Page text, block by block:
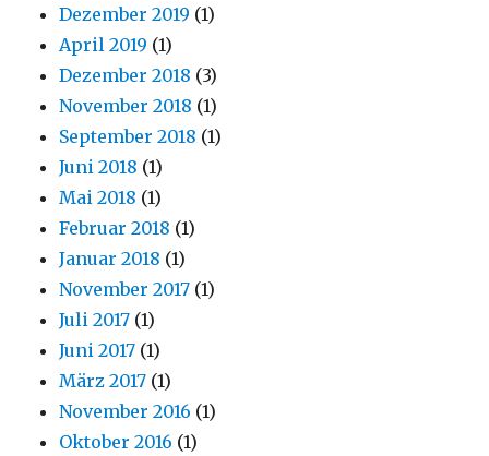
Dezember 2019 (1)
April 2019 (1)
Dezember 2018 (3)
November 2018 (1)
September 2018 (1)
Juni 2018 (1)
Mai 2018 (1)
Februar 2018 (1)
Januar 2018 (1)
November 2017 (1)
Juli 2017 (1)
Juni 2017 (1)
März 2017 (1)
November 2016 (1)
Oktober 2016 (1)